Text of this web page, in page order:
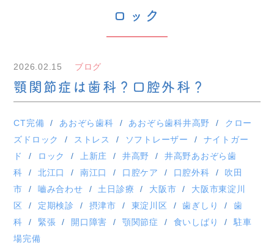
ロック
2026.02.15 ブログ
顎関節症は歯科？口腔外科？
CT完備 あおぞら歯科 あおぞら歯科井高野
クロー
ズドロック
ストレス ソフトレーザー
ナイトガー
ド
ロック 上新庄 井高野
井高野あおぞら歯
科
北江口 南江口 口腔ケア 口腔外科
吹田
市
嚙み合わせ 土日診療 大阪市
大阪市東淀川
区
定期検診 摂津市 東淀川区 歯ぎしり
歯
科
緊張 開口障害 顎関節症 食いしばり
駐車
場完備